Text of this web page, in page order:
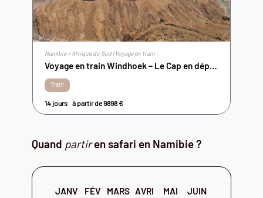
Namibie > Afrique du Sud | Voyage en train
Voyage en train Windhoek – Le Cap en départ francophone
Train
14 jours à partir de9898€
Quand partiren safari en Namibie ?
JANV FÉV MARS AVRI MAI
JUIN